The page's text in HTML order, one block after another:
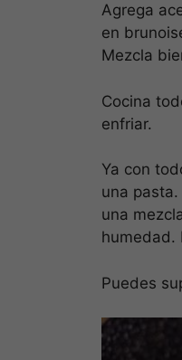
Agrega
en
Mezcla
Cocina
enfriar.
Ya con
una
una
humedad.
Puedes